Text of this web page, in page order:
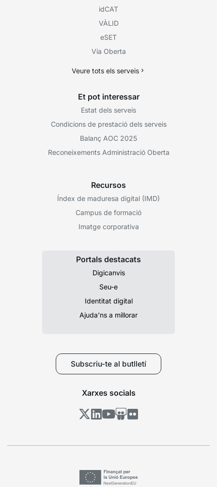
idCAT
VÀLID
eSET
Via Oberta
Veure tots els serveis
Et pot interessar
Estat dels serveis
Condicions de prestació dels serveis
Balanç AOC 2025
Reconeixements Administració Oberta
Recursos
Índex de maduresa digital (IMD)
Campus de formació
Imatge corporativa
Portals destacats
Digicanvis
Seu-e
Identitat digital
Ajuda’ns a millorar
Subscriu-te al butlletí
Xarxes socials